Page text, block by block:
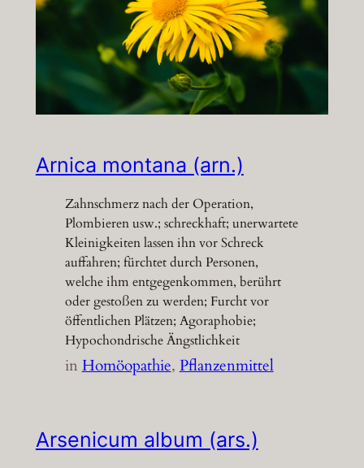
Arnica montana (arn.)
Zahnschmerz nach der Operation,
Plombieren usw.; schreckhaft; unerwartete
Kleinigkeiten lassen ihn vor Schreck
auffahren; fürchtet durch Personen,
welche ihm entgegenkommen, berührt
oder gestoßen zu werden; Furcht vor
öffentlichen Plätzen; Agoraphobie;
Hypochondrische Ängstlichkeit
inHomöopathie, Pflanzenmittel
Arsenicum album (ars.)